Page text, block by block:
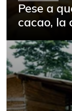
Pese a
cacao, la